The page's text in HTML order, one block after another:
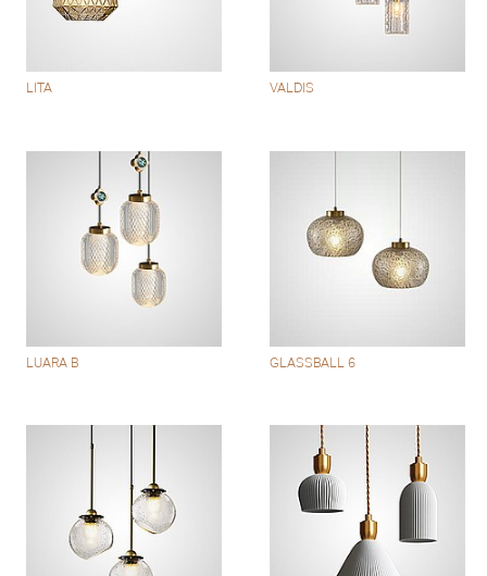
LITA VALDIS
LUARA B GLASSBALL 6